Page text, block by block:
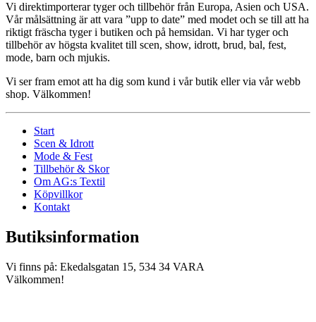
Vi direktimporterar tyger och tillbehör från Europa, Asien och USA.
Vår målsättning är att vara ”upp to date” med modet och se till att ha
riktigt fräscha tyger i butiken och på hemsidan. Vi har tyger och
tillbehör av högsta kvalitet till scen, show, idrott, brud, bal, fest,
mode, barn och mjukis.
Vi ser fram emot att ha dig som kund i vår butik eller via vår webb
shop. Välkommen!
Start
Scen & Idrott
Mode & Fest
Tillbehör & Skor
Om AG:s Textil
Köpvillkor
Kontakt
Butiksinformation
Vi finns på: Ekedalsgatan 15, 534 34 VARA
Välkommen!